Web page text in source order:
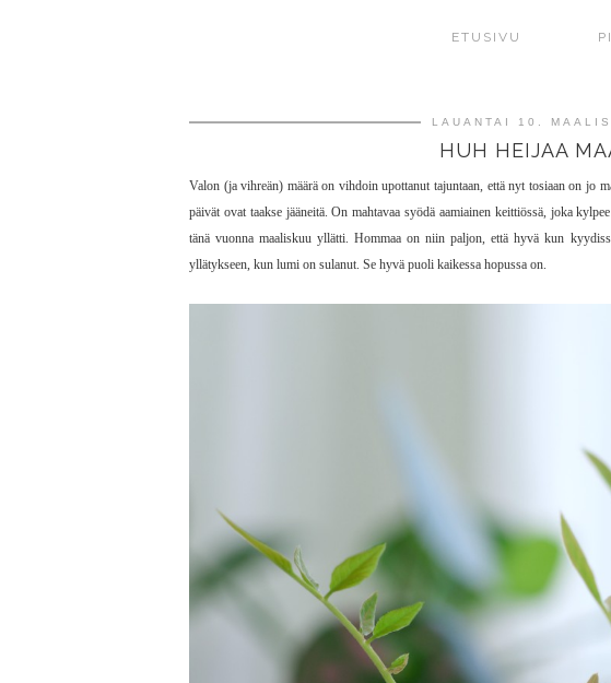
ETUSIVU
LAUANTAI 10.
HUH HEIJAA
Valon (ja vihreän) määrä on vihdoin upottanut tajuntaan, että nyt tosiaan on jo
päivät ovat taakse jääneitä. On mahtavaa syödä aamiainen keittiössä, joka
tänä vuonna maaliskuu yllätti. Hommaa on niin paljon, että hyvä kun
yllätykseen, kun lumi on sulanut. Se hyvä puoli kaikessa hopussa on.